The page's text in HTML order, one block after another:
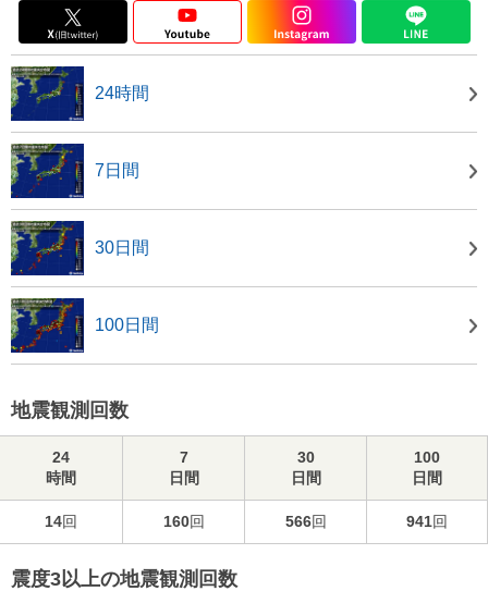
24時間
7日間
30日間
100日間
地震観測回数
24
時間
7
日間
30
日間
100
日間
14回 160回 566回 941回
震度3以上の地震観測回数